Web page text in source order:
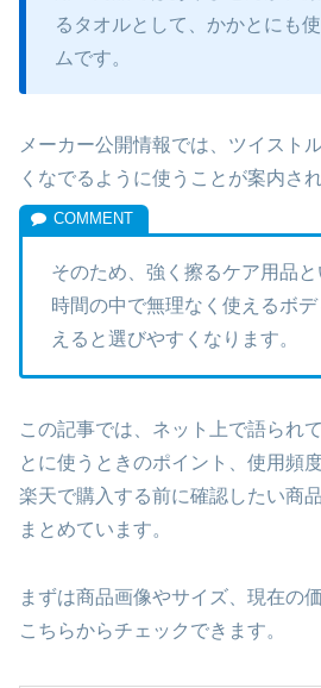
るタオルとして、かかとにも
ムです。
メーカー公開情報では、ツイスト
くなでるように使うことが案内さ
そのため、強く擦るケア用品
時間の中で無理なく使えるボ
えると選びやすくなります。
この記事では、ネット上で語られ
とに使うときのポイント、使用頻
楽天で購入する前に確認したい商
まとめています。
まずは商品画像やサイズ、現在の
こちらからチェックできます。